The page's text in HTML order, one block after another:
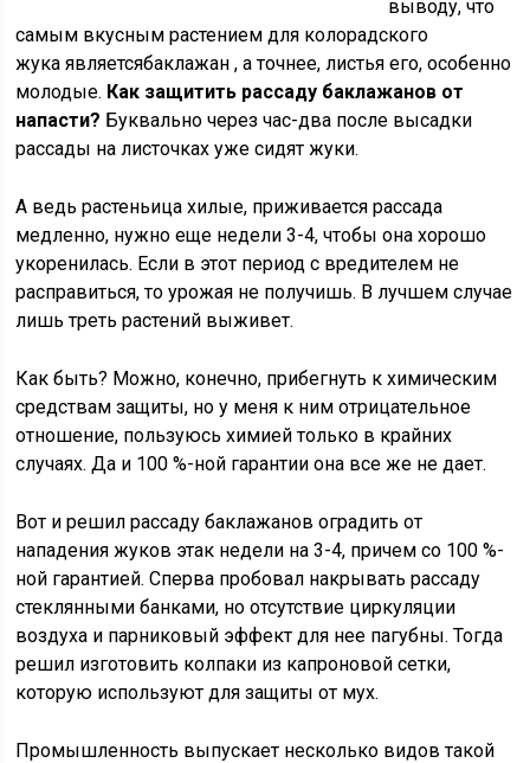
выводу, что
самым вкусным растением для колорадского
жука являетсябаклажан , а точнее, листья его, особенно
молодые. Как защитить рассаду баклажанов от
напасти? Буквально через час-два после высадки
рассады на листочках уже сидят жуки.
А ведь растеньица хилые, приживается рассада
медленно, нужно еще недели 3-4, чтобы она хорошо
укоренилась. Если в этот период с вредителем не
расправиться, то урожая не получишь. В лучшем случае
лишь треть растений выживет.
Как быть? Можно, конечно, прибегнуть к химическим
средствам защиты, но у меня к ним отрицательное
отношение, пользуюсь химией только в крайних
случаях. Да и 100 %-ной гарантии она все же не дает.
Вот и решил рассаду баклажанов оградить от
нападения жуков этак недели на 3-4, причем со 100 %-
ной гарантией. Сперва пробовал накрывать рассаду
стеклянными банками, но отсутствие циркуляции
воздуха и парниковый эффект для нее пагубны. Тогда
решил изготовить колпаки из капроновой сетки,
которую используют для защиты от мух.
Промышленность выпускает несколько видов такой